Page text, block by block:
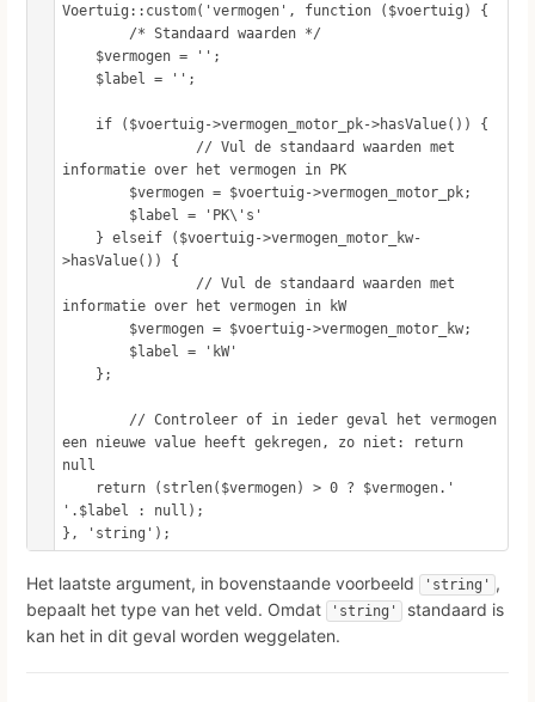
Voertuig::custom('vermogen', function ($voertuig) {
informatie over het vermogen in PK
>hasValue()) {
informatie over het vermogen in kW
een nieuwe value heeft gekregen, zo niet: return
null
'.$label : null);
}, 'string');
Het laatste argument, in bovenstaande voorbeeld 'string' ,
bepaalt het type van het veld. Omdat
'string'
standaard is
kan het in dit geval worden weggelaten.